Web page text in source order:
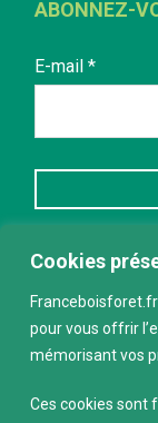
Cookies
pour vous offrir
mémorisant vos
Ces cookies sont
ABONNEZ-
E-mail *